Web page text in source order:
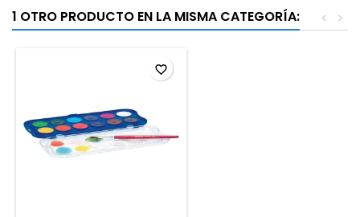
1 OTRO PRODUCTO EN LA MISMA CATEGORÍA: >
<
favorite_border